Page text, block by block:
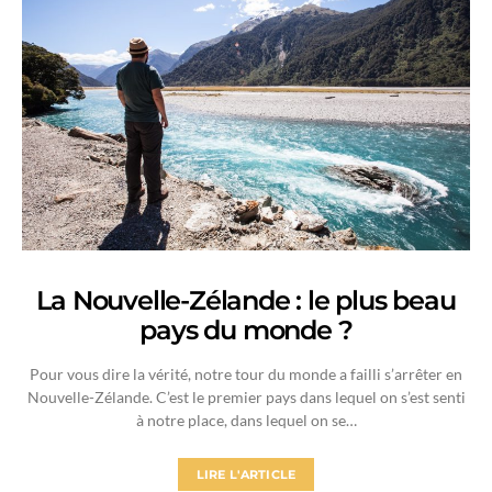
La Nouvelle-Zélande : le plus beau
pays du monde ?
Pour vous dire la vérité, notre tour du monde a failli s’arrêter en
Nouvelle-Zélande. C’est le premier pays dans lequel on s’est senti
à notre place, dans lequel on se…
LIRE L'ARTICLE